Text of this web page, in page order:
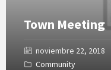
Town Meeting
noviembre 22, 2018
Community